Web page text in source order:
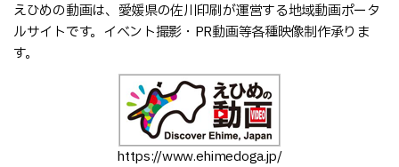
えひめの動画は、愛媛県の佐川印刷が運営する地域動画ポータ
ルサイトです。イベント撮影・PR動画等各種映像制作承りま
す。
https://www.ehimedoga.jp/